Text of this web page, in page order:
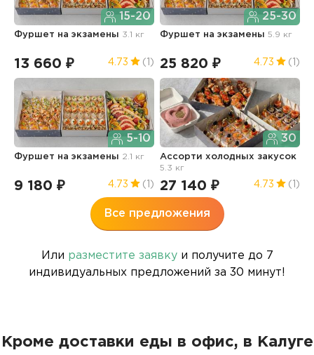
15-20
Фуршет на экзамены 3.1 кг
13 660 ₽ 4.73 (1)
25-30
Фуршет на экзамены5.9 кг
25 820 ₽ 4.73 (1)
5-10
Фуршет на экзамены 2.1 кг
9 180 ₽ 4.73 (1)
30
Ассорти холодных закусок
5.3 кг
27 140 ₽ 4.73 (1)
Все предложения
Или разместите заявкуи получите до 7
индивидуальных предложений за 30 минут!
Кроме доставки еды в офис, в Калуге